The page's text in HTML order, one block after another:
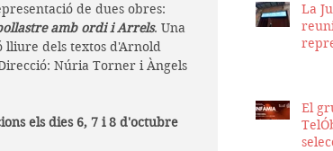
de dues obres:
amb ordi i Arrels. Una
lliure dels textos d'Arnold
Núria Torner i Àngels
els dies 6, 7 i 8 d'octubre
La
El